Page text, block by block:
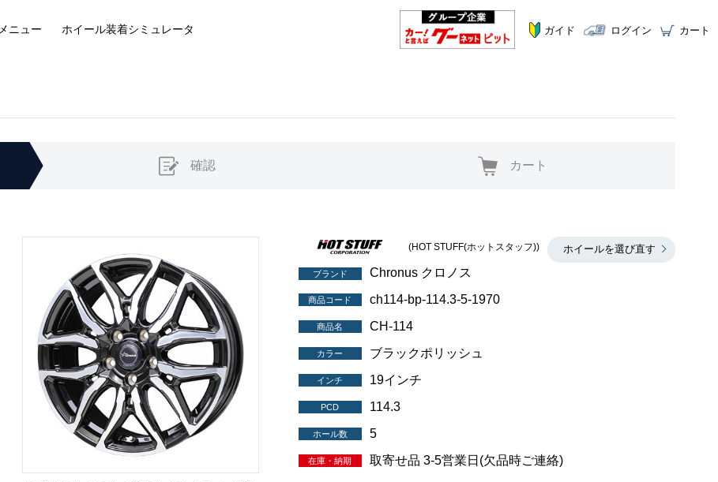
メニュー ホイール装着シミュレータ ガイド ログイン カート
確認 カート
ホイールを選び直す
(HOT STUFF(ホットスタッフ))
ブランド Chronus クロノス
商品コード ch114-bp-114.3-5-1970
商品名 CH-114
カラー ブラックポリッシュ
インチ 19インチ
PCD 114.3
ホール数 5
在庫・納期 取寄せ品 3-5営業日(欠品時ご連絡)